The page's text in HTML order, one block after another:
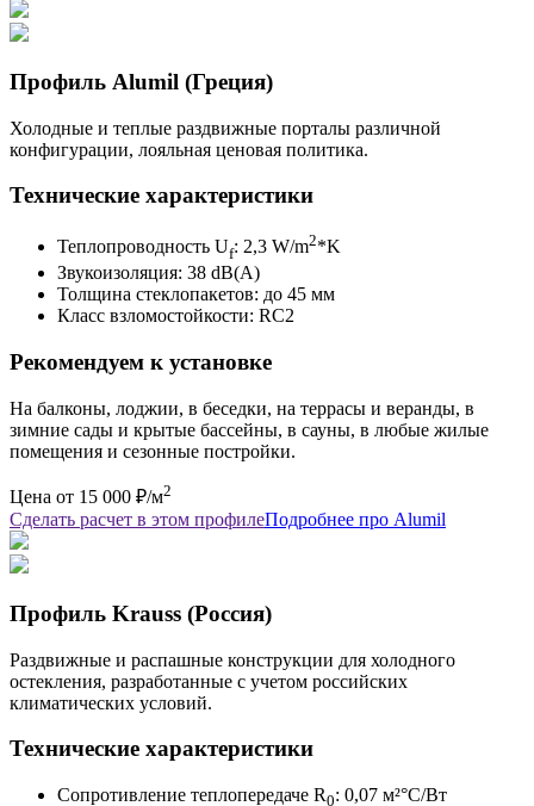
Профиль Alumil (Греция)
Холодные и теплые раздвижные порталы различной
конфигурации, лояльная ценовая политика.
Технические характеристики
Теплопроводность Uf: 2,3 W/m2*K
Звукоизоляция: 38 dB(A)
Толщина стеклопакетов: до 45 мм
Класс взломостойкости: RC2
Рекомендуем к установке
На балконы, лоджии, в беседки, на террасы и веранды, в
зимние сады и крытые бассейны, в сауны, в любые жилые
помещения и сезонные постройки.
Цена от 15 000 ₽/м2
Сделать расчет в этом профилеПодробнее про Alumil
Профиль Krauss (Россия)
Раздвижные и распашные конструкции для холодного
остекления, разработанные с учетом российских
климатических условий.
Технические характеристики
Сопротивление теплопередаче R0: 0,07 м²°С/Вт